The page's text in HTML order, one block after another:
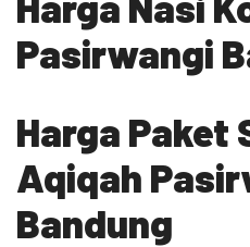
Pasirwangi
Harga Paket
Aqiqah
Bandung